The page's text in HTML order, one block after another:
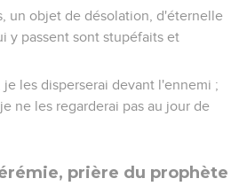
un objet de désolation, d'éternelle
y passent sont stupéfaits et
les disperserai devant l'ennemi ;
ne les regarderai pas au jour de
prière du prophète